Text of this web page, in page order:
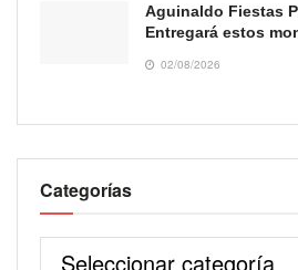
Aguinaldo Fiestas
Entregará estos
02/08/2026
Categorías